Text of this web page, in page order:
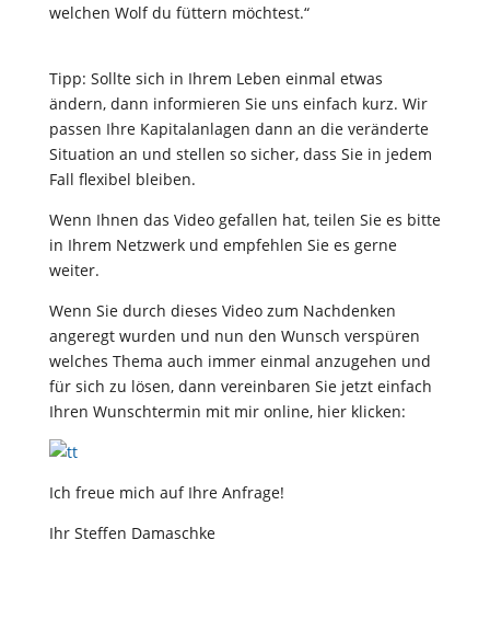
welchen Wolf du füttern möchtest.“
Tipp: Sollte sich in Ihrem Leben einmal etwas
ändern, dann informieren Sie uns einfach kurz. Wir
passen Ihre Kapitalanlagen dann an die veränderte
Situation an und stellen so sicher, dass Sie in jedem
Fall flexibel bleiben.
Wenn Ihnen das Video gefallen hat, teilen Sie es bitte
in Ihrem Netzwerk und empfehlen Sie es gerne
weiter.
Wenn Sie durch dieses Video zum Nachdenken
angeregt wurden und nun den Wunsch verspüren
welches Thema auch immer einmal anzugehen und
für sich zu lösen, dann vereinbaren Sie jetzt einfach
Ihren Wunschtermin mit mir online, hier klicken:
Ich freue mich auf Ihre Anfrage!
Ihr Steffen Damaschke